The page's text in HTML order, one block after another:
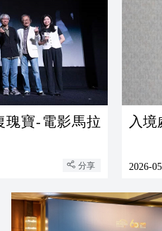
瑰寶-電影馬拉
分享
入境
2026-